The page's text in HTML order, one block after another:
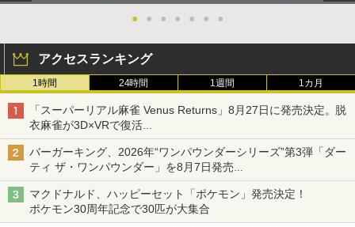
● ● ● ● ● ● ●
アクセスランキング
1時間 24時間 1週間 1カ月
「スーパーリアル麻雀 Venus Returns」8月27日に発売決定。脱
衣麻雀が3D×VRで復活
発売から2週間は20%オフになるセールが実施
バーガーキング、2026年“ワンパウンダーシリーズ”第3弾「ダー
ティ ザ・ワンパウンダー」を8月7日発売
「特製ガーリックマヨソース」を使用した超大型チーズバーガー
マクドナルド、ハッピーセット「ポケモン」発売決定！
ポケモン30周年記念で30匹が大集合